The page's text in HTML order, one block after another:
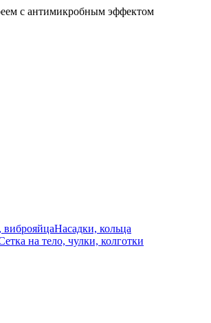
с антимикробным эффектом
Насадки, кольца
на тело, чулки, колготки